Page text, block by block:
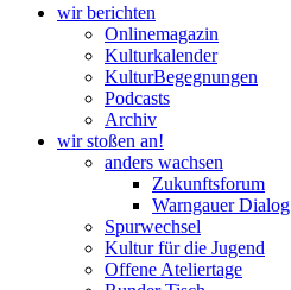
wir berichten
Onlinemagazin
Kulturkalender
KulturBegegnungen
Podcasts
Archiv
wir stoßen an!
anders wachsen
Zukunftsforum
Warngauer Dialog
Spurwechsel
Kultur für die Jugend
Offene Ateliertage